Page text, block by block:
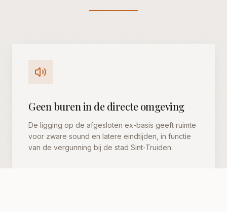
Geen buren in de directe omgeving
De ligging op de afgesloten ex-basis geeft ruimte
voor zware sound en latere eindtijden, in functie
van de vergunning bij de stad Sint-Truiden.